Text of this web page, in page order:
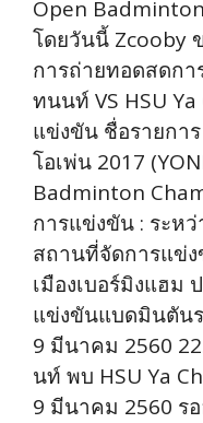
Open
โดยวันนี้ Zcooby
การถ่ายทอดสดก
ทนนท์ VS HSU
แข่งขัน ชื่อรายกา
โอเพ่น 2017
Badminton
การแข่งขัน : ระห
สถานที่จัดการแข่ง
เมืองเบอร์มิงแฮม
แข่งขันแบดมินตันร
9 มีนาคม 2560
นท์ พบ HSU Ya
9 มีนาคม 2560 ร